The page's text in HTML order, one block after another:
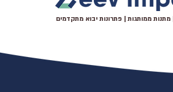
מתנות ממותגות | פתרונות יבוא מתקדמים